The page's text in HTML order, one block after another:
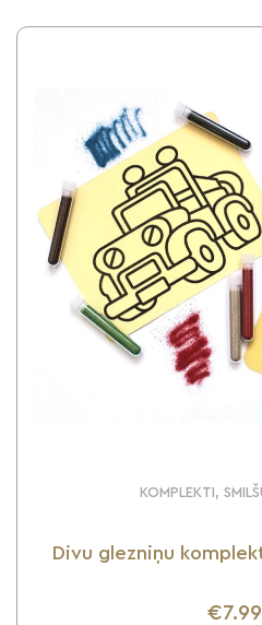
KOMPLEKTI,
Divu glezniņu
€7.99